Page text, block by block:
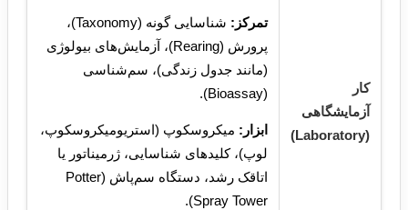
کار
آزمایشگاهی
(Laboratory)
تمرکز:
شناسایی گونه (Taxonomy)،
پرورش (Rearing)، آزمایش‌های بیولوژی
(مانند جدول زندگی)، سم‌شناسی
(Bioassay).
ابزار: میکروسکوپ (استریومیکروسکوپ،
لوپ)، کلیدهای شناسایی، ژرمیناتور یا
اتاقک رشد، دستگاه سم‌پاش (Potter
Spray Tower).